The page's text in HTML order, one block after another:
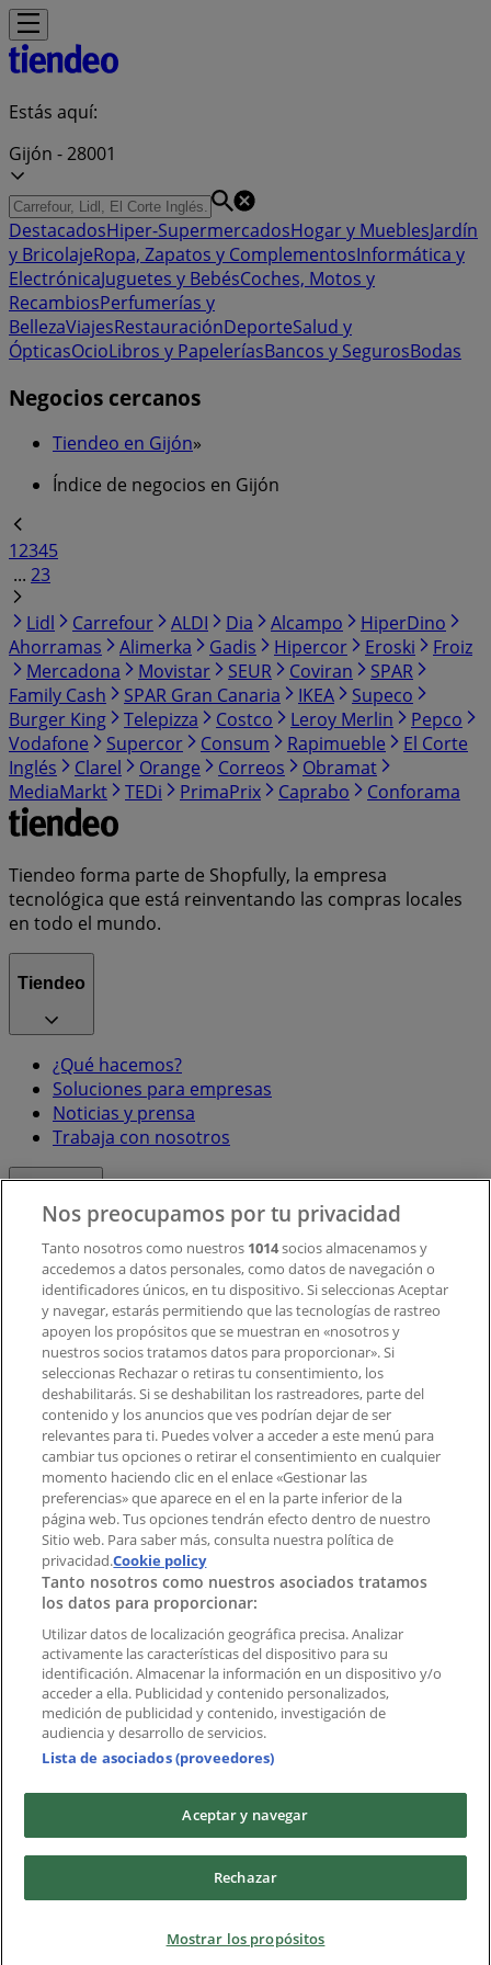
Estás aquí:
Gijón - 28001
DestacadosHiper-SupermercadosHogar y MueblesJardín
y BricolajeRopa, Zapatos y ComplementosInformática y
ElectrónicaJuguetes y BebésCoches, Motos y
RecambiosPerfumerías y
BellezaViajesRestauraciónDeporteSalud y
ÓpticasOcioLibros y PapeleríasBancos y SegurosBodas
Negocios cercanos
Tiendeo en Gijón»
Índice de negocios en Gijón
12345
... 23
Lidl
Carrefour ALDI Dia Alcampo
HiperDino
Ahorramas
Alimerka Gadis Hipercor Eroski
Froiz
Mercadona
Movistar SEUR Coviran
SPAR
Family Cash
SPAR Gran Canaria IKEA
Supeco
Burger King
Telepizza Costco Leroy Merlin
Pepco
Vodafone
Supercor Consum Rapimueble
El Corte
Inglés
Clarel Orange Correos
Obramat
MediaMarkt
TEDi PrimaPrix Caprabo Conforama
Tiendeo forma parte de Shopfully, la empresa
tecnológica que está reinventando las compras locales
en todo el mundo.
Tiendeo
¿Qué hacemos?
Soluciones para empresas
Noticias y prensa
Trabaja con nosotros
Contacto comercial y de marketing
Tienda mal colocada en el mapa
Notificar un folleto
¿Encontraste un problema en la web o en la
aplicación?
Índices
Marcas
Marcas locales
Negocios
Negocios cercanos
Productos
Productos locales
Ciudades
Descargar la APP Tiendeo
Copyright © Tiendeo ® 2026 · Shopfully Marketing S.L.U. –
Términos y condicionesPolítica de privacidad
Nos preocupamos por tu privacidad
Tanto nosotros como nuestros 1014socios almacenamos y
accedemos a datos personales, como datos de navegación o
identificadores únicos, en tu dispositivo. Si seleccionas Aceptar
y navegar, estarás permitiendo que las tecnologías de rastreo
apoyen los propósitos que se muestran en «nosotros y
nuestros socios tratamos datos para proporcionar». Si
seleccionas Rechazar o retiras tu consentimiento, los
deshabilitarás. Si se deshabilitan los rastreadores, parte del
contenido y los anuncios que ves podrían dejar de ser
relevantes para ti. Puedes volver a acceder a este menú para
cambiar tus opciones o retirar el consentimiento en cualquier
momento haciendo clic en el enlace «Gestionar las
preferencias» que aparece en el en la parte inferior de la
página web. Tus opciones tendrán efecto dentro de nuestro
Sitio web. Para saber más, consulta nuestra política de
privacidad.Cookie policy
Tanto nosotros como nuestros asociados tratamos
los datos para proporcionar:
Utilizar datos de localización geográfica precisa. Analizar
activamente las características del dispositivo para su
identificación. Almacenar la información en un dispositivo y/o
acceder a ella. Publicidad y contenido personalizados,
medición de publicidad y contenido, investigación de
audiencia y desarrollo de servicios.
Lista de asociados (proveedores)
Aceptar y navegar
Rechazar
Mostrar los propósitos